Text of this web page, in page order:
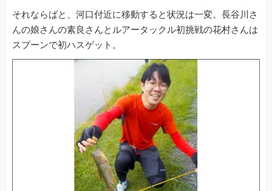
それならばと、河口付近に移動すると状況は一変。長谷川さ
んの娘さんの素良さんとルアータックル初挑戦の花村さんは
スプーンで初ハスゲット。